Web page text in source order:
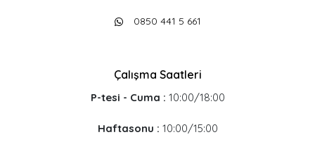
0850 441 5 661
Çalışma Saatleri
P-tesi - Cuma : 10:00/18:00
Haftasonu : 10:00/15:00